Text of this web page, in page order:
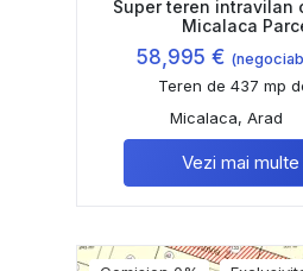
Super teren intravilan
Micalaca
58,995 €
Teren de 437 mp
Micalaca, Arad
Vezi mai